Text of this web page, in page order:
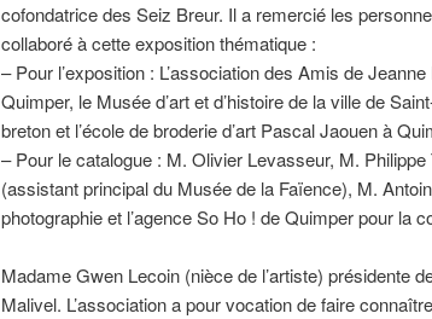
cofondatrice des Seiz Breur. Il a remercié les
collaboré à cette exposition thématique :
– Pour l’exposition : L’association des Amis de
Quimper, le Musée d’art et d’histoire de la ville de
breton et l’école de broderie d’art Pascal Jaouen à
– Pour le catalogue : M. Olivier Levasseur, M.
(assistant principal du Musée de la Faïence), M.
photographie et l’agence So Ho ! de Quimper pour la
Madame Gwen Lecoin (nièce de l’artiste) présidente
Malivel. L’association a pour vocation de faire